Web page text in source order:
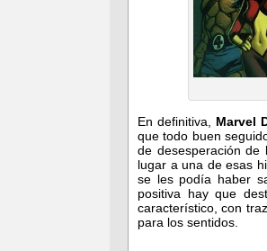
En definitiva, Marvel
que todo buen
de desesperación de
lugar a una de esas
se les podía haber
positiva hay que
característico, con
para los sentidos.